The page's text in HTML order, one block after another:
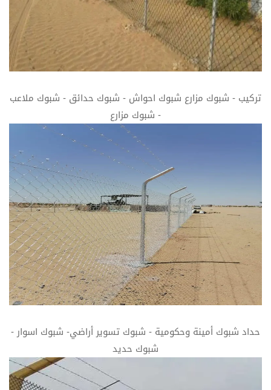
تركيب - شبوك مزارع شبوك احواش - شبوك حدائق - شبوك ملاعب
- شبوك مزارع
حداد شبوك أمينة وحكومية - شبوك تسوير أراضي- شبوك اسوار -
شبوك حديد